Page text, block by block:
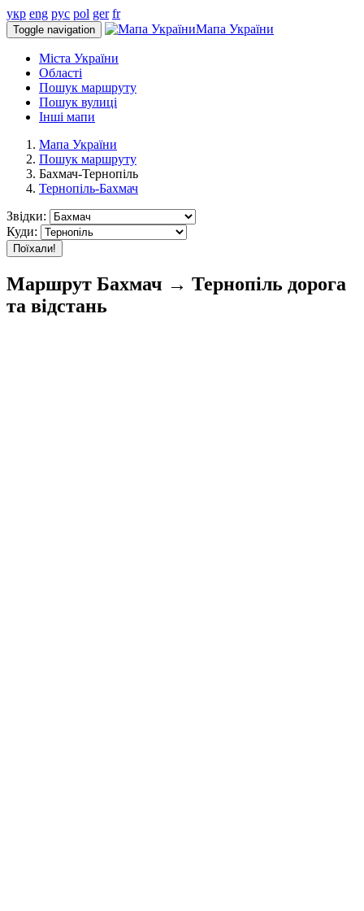
укр eng рус pol ger fr
Toggle navigation Мапа України
Міста України
Області
Пошук маршруту
Пошук вулиці
Інші мапи
Мапа України
Пошук маршруту
Бахмач-Тернопіль
Тернопіль-Бахмач
Звідки:
Куди:
Поїхали!
Маршрут Бахмач → Тернопіль дорога
та відстань